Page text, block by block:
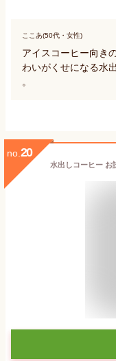
ここあ(50代・女性)
アイスコーヒー向き
わいがくせになる水
。
no. 20